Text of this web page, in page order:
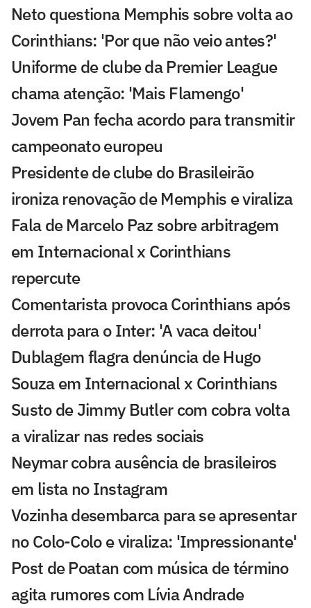
Neto questiona Memphis sobre volta ao
Corinthians: 'Por que não veio antes?'
Uniforme de clube da Premier League
chama atenção: 'Mais Flamengo'
Jovem Pan fecha acordo para transmitir
campeonato europeu
Presidente de clube do Brasileirão
ironiza renovação de Memphis e viraliza
Fala de Marcelo Paz sobre arbitragem
em Internacional x Corinthians
repercute
Comentarista provoca Corinthians após
derrota para o Inter: 'A vaca deitou'
Dublagem flagra denúncia de Hugo
Souza em Internacional x Corinthians
Susto de Jimmy Butler com cobra volta
a viralizar nas redes sociais
Neymar cobra ausência de brasileiros
em lista no Instagram
Vozinha desembarca para se apresentar
no Colo-Colo e viraliza: 'Impressionante'
Post de Poatan com música de término
agita rumores com Lívia Andrade